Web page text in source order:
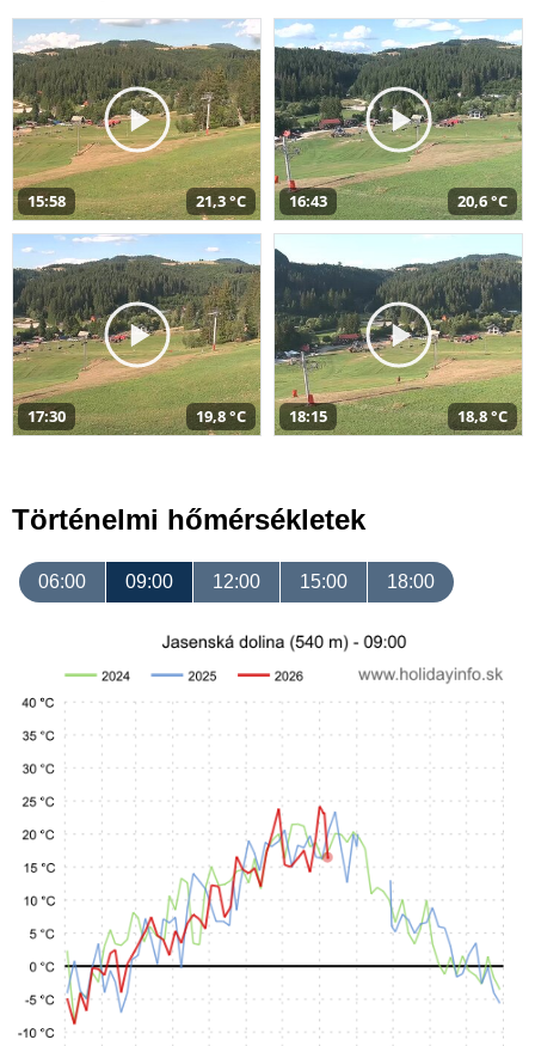
15:58 21,3 °C 16:43 20,6 °C
17:30 19,8 °C 18:15 18,8 °C
Történelmi hőmérsékletek
06:00 09:00 12:00 15:00 18:00